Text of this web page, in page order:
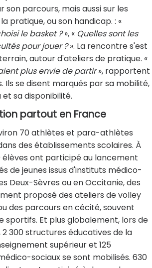
son parcours, mais aussi sur les
pratique, ou son handicap. : «
le basket ?», « Quelles sont les
pour jouer ?». La rencontre s'est
autour d'ateliers de pratique. «
plus envie de partir», rapportent
Ils se disent marqués par sa mobilité,
et sa disponibilité.
partout en France
70 athlètes et para-athlètes
des établissements scolaires. À
élèves ont participé au lancement
de jeunes issus d'instituts médico-
Deux-Sèvres ou en Occitanie, des
proposé des ateliers de volley
des parcours en cécité, souvent
sportifs. Et plus globalement, lors de
2 300 structures éducatives de la
supérieur et 125
sociaux se sont mobilisés. 630